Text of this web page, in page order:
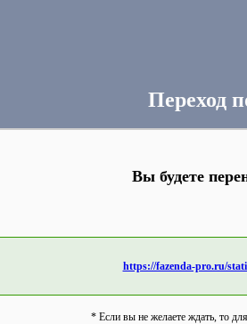
Переход
Вы будете
https://fazenda-pro.ru/
* Если вы не желаете ждать, то